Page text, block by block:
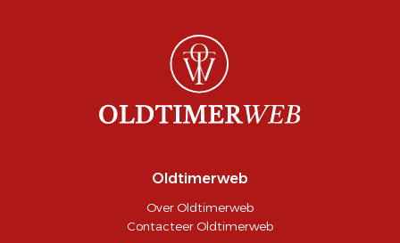
Oldtimerweb
Over Oldtimerweb
Contacteer Oldtimerweb